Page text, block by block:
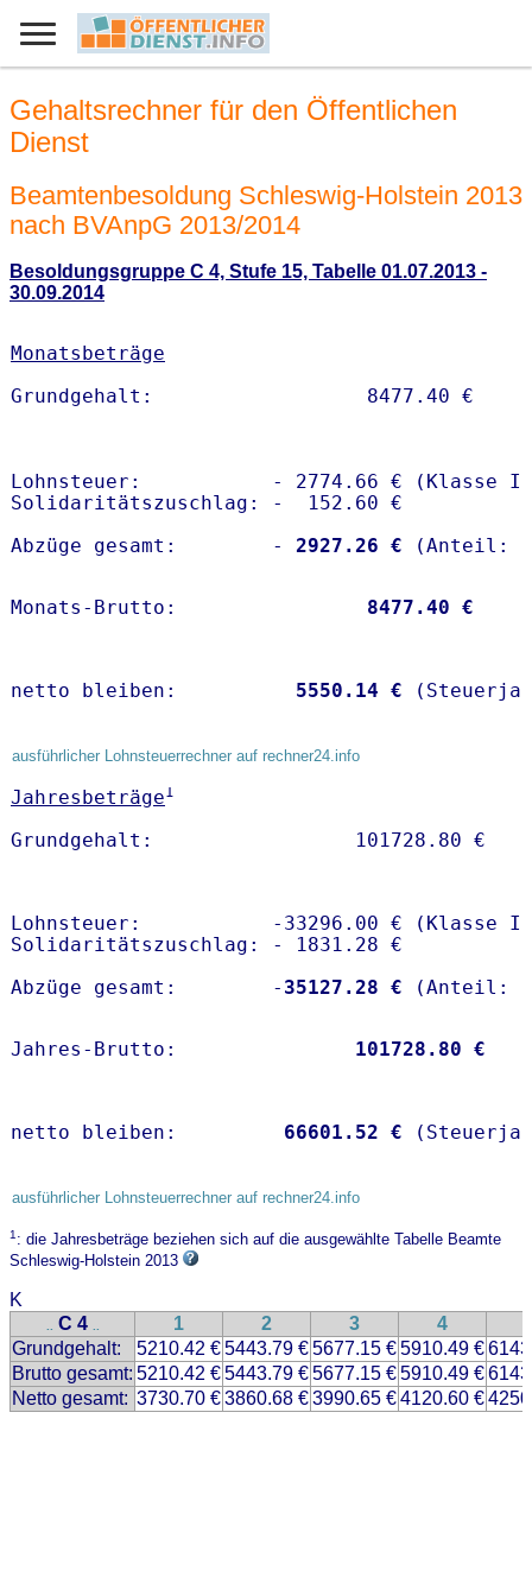
Gehaltsrechner für den Öffentlichen
Dienst
Beamtenbesoldung Schleswig-Holstein 2013
nach BVAnpG 2013/2014
Besoldungsgruppe C 4, Stufe 15, Tabelle 01.07.2013 -
30.09.2014
Monatsbeträge
Lohnsteuer:           - 2774.66 € (Klasse I)
Solidaritätszuschlag: -  152.60 €
Abzüge gesamt:        -
2927.26 €
Monats-Brutto: 8477.40 €
netto bleiben: 5550.14 €
ausführlicher Lohnsteuerrechner auf rechner24.info
Jahresbeträge1
Lohnsteuer:           -33296.00 € (Klasse I)
Solidaritätszuschlag: - 1831.28 €
Abzüge gesamt:        - 35127.28 €
Jahres-Brutto: 101728.80 €
netto bleiben: 66601.52 €
ausführlicher Lohnsteuerrechner auf rechner24.info
1: die Jahresbeträge beziehen sich auf die ausgewählte Tabelle Beamte
Schleswig-Holstein 2013
K
.. C 4 .. 1 2 3 4
Grundgehalt:
5210.42 €5443.79 €5677.15 €5910.49 €
Brutto gesamt: 5210.42 €5443.79 €5677.15 €5910.49 €
Netto gesamt: 3730.70 €3860.68 €3990.65 €4120.60 €